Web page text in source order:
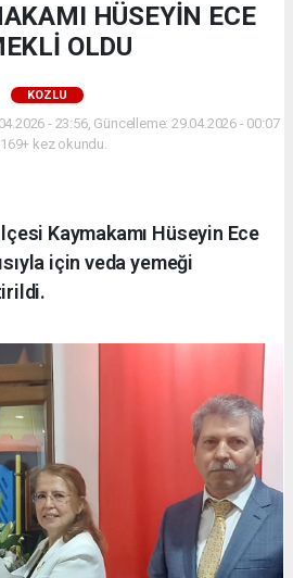
HÜSEYİN ECE
OLDU
KOZLU
- 23:56, Güncelleme: 29.04.2026 - 00:07
kez okundu.
Kaymakamı Hüseyin Ece
için veda yemeği